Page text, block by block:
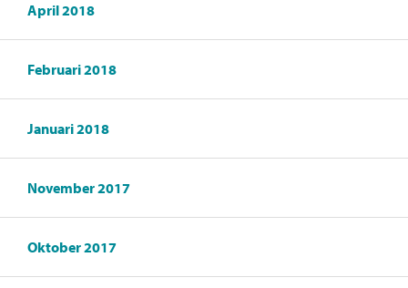
April 2018
Februari 2018
Januari 2018
November 2017
Oktober 2017